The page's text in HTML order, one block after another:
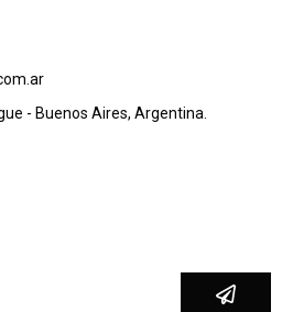
- Buenos Aires, Argentina.